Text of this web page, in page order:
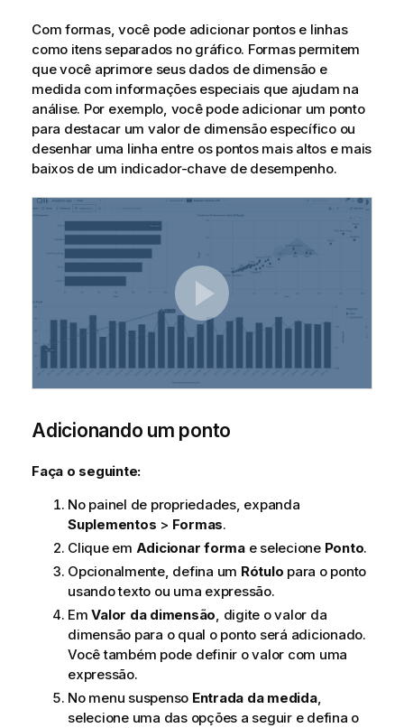
Com formas, você pode adicionar pontos e linhas
como itens separados no gráfico. Formas permitem
que você aprimore seus dados de dimensão e
medida com informações especiais que ajudam na
análise. Por exemplo, você pode adicionar um ponto
para destacar um valor de dimensão específico ou
desenhar uma linha entre os pontos mais altos e mais
baixos de um indicador-chave de desempenho.
Adicionando um ponto
Faça o seguinte:
No painel de propriedades, expanda
Suplementos > Formas.
Clique em Adicionar formae selecione Ponto.
Opcionalmente, defina um Rótulo para o ponto
usando texto ou uma expressão.
EmValor da dimensão, digite o valor da
dimensão para o qual o ponto será adicionado.
Você também pode definir o valor com uma
expressão.
No menu suspenso Entrada da medida,
selecione uma das opções a seguir e defina o